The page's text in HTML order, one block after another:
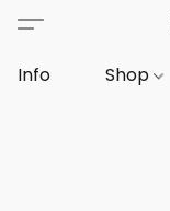
Info Shop